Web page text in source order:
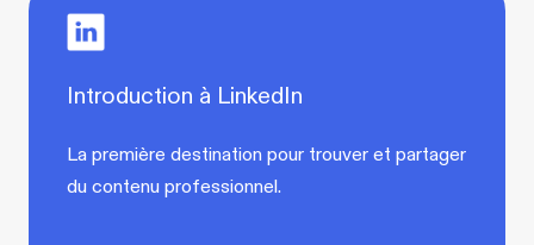
Introduction à LinkedIn
La première destination pour trouver et partager
du contenu professionnel.